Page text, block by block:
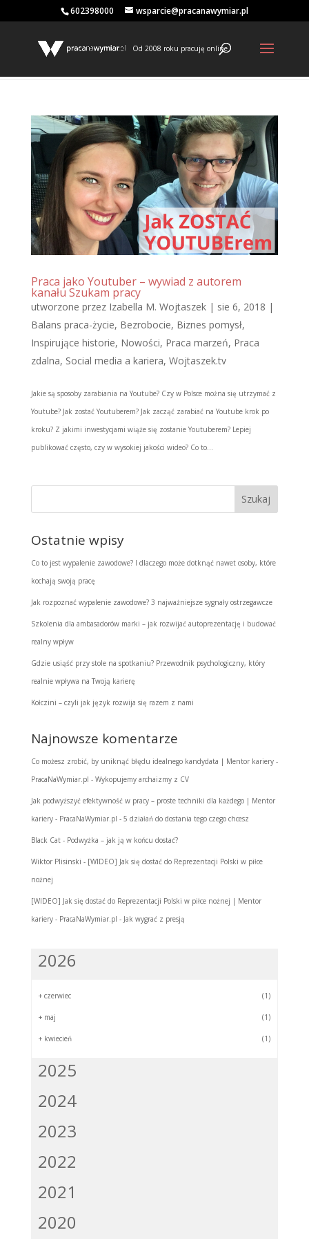
602398000 wsparcie@pracanawymiar.pl
Od 2008 roku pracuję online
Praca jako Youtuber – wywiad z autorem
kanału Szukam pracy
utworzone przez Izabella M. Wojtaszek| sie 6, 2018 |
Balans praca-życie, Bezrobocie, Biznes pomysł,
Inspirujące historie, Nowości, Praca marzeń, Praca
zdalna, Social media a kariera, Wojtaszek.tv
Jakie są sposoby zarabiania na Youtube? Czy w Polsce można się utrzymać z
Youtube? Jak zostać Youtuberem? Jak zacząć zarabiać na Youtube krok po
kroku? Z jakimi inwestycjami wiąże się zostanie Youtuberem? Lepiej
publikować często, czy w wysokiej jakości wideo? Co to...
Ostatnie wpisy
Co to jest wypalenie zawodowe? I dlaczego może dotknąć nawet osoby, które
kochają swoją pracę
Jak rozpoznać wypalenie zawodowe? 3 najważniejsze sygnały ostrzegawcze
Szkolenia dla ambasadorów marki – jak rozwijać autoprezentację i budować
realny wpływ
Gdzie usiąść przy stole na spotkaniu? Przewodnik psychologiczny, który
realnie wpływa na Twoją karierę
Kołczini – czyli jak język rozwija się razem z nami
Najnowsze komentarze
Co możesz zrobić, by uniknąć błędu idealnego kandydata | Mentor kariery -
PracaNaWymiar.pl - Wykopujemy archaizmy z CV
Jak podwyższyć efektywność w pracy – proste techniki dla każdego | Mentor
kariery - PracaNaWymiar.pl - 5 działań do dostania tego czego chcesz
Black Cat- Podwyżka – jak ją w końcu dostać?
Wiktor Plisinski - [WIDEO] Jak się dostać do Reprezentacji Polski w piłce
nożnej
[WIDEO] Jak się dostać do Reprezentacji Polski w piłce nożnej | Mentor
kariery - PracaNaWymiar.pl - Jak wygrać z presją
2026
+ czerwiec (1)
+ maj (1)
+ kwiecień (1)
2025
2024
2023
2022
2021
2020